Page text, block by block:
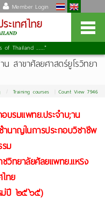
Member Login
of Thailand ......."
สาขาศัลยศาสตร์ยูโรวิทยา
Training courses Count View 7946
บรมแพทย.ประจำบ;าน
นาญในการประกอบวิชาชีพ
ม
วิทยาลัยศัลยแพทย.แหSง
ทย
ม่ปี ๒๕๖๕)